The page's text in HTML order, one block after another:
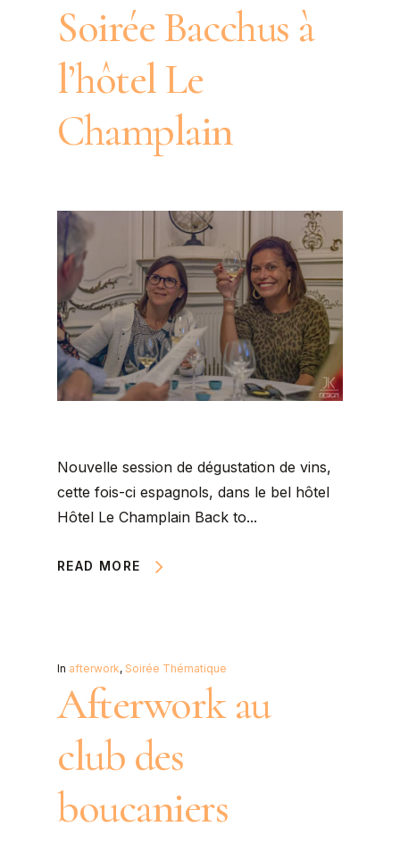
Soirée Bacchus à
l’hôtel Le
Champlain
Nouvelle session de dégustation de vins,
cette fois-ci espagnols, dans le bel hôtel
Hôtel Le Champlain Back to...
READ MORE
In afterwork, Soirée Thématique
Afterwork au
club des
boucaniers